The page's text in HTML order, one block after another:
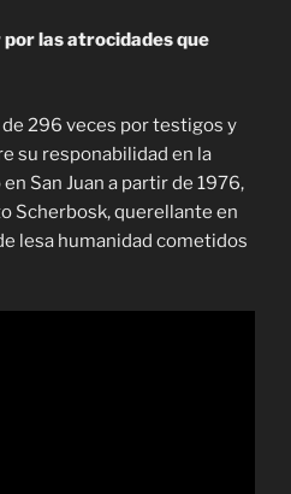
las atrocidades que
296 veces por testigos y
su responabilidad en la
San Juan a partir de 1976,
Scherbosk, querellante en
lesa humanidad cometidos